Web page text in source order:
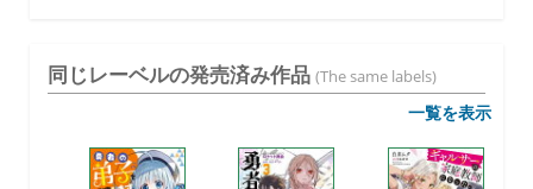
同じレーベルの発売済み作品 (The same labels)
一覧を表示